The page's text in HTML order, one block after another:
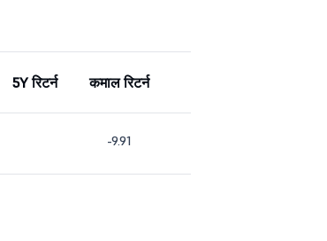
5Y रिटर्न कमाल रिटर्न
-9.91